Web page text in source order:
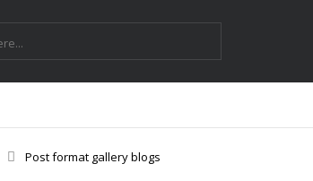
Post format gallery blogs